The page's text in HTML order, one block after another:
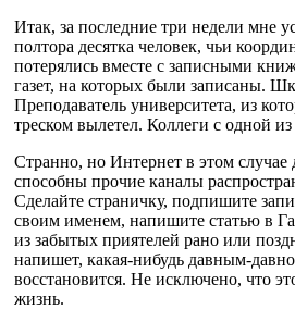
Итак, за последние три недели мне
полтора десятка человек, чьи
потерялись вместе с записными
газет, на которых были записаны.
Преподаватель университета, из
треском вылетел. Коллеги с одной
Странно, но Интернет в этом случае
способны прочие каналы
Сделайте страничку, подпишите
своим именем, напишите статью в
из забытых приятелей рано или
напишет, какая-нибудь давным-
восстановится. Не исключено, что
жизнь.